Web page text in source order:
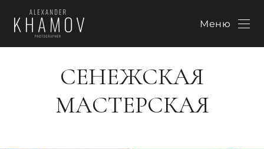
Меню
СЕНЕЖСКАЯ
МАСТЕРСКАЯ